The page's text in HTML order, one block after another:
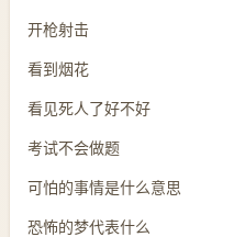
开枪射击
看到烟花
看见死人了好不好
考试不会做题
可怕的事情是什么意思
恐怖的梦代表什么